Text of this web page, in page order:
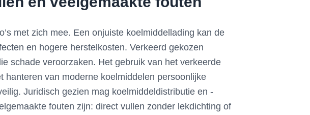
met zich mee. Een onjuiste koelmiddellading kan de
en hogere herstelkosten. Verkeerd gekozen
schade veroorzaken. Het gebruik van het verkeerde
van moderne koelmiddelen persoonlijke
Juridisch gezien mag koelmiddeldistributie en -
fouten zijn: direct vullen zonder lekdichting of